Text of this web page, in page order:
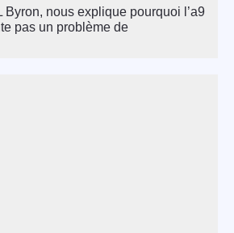
Byron, nous explique pourquoi l’a9
pas un problème de